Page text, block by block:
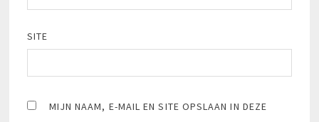
SITE
MIJN NAAM, E-MAIL EN SITE OPSLAAN IN DEZE